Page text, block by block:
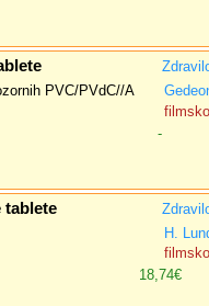
PVC/PVdC//A
-
tablete
H.
18,74€